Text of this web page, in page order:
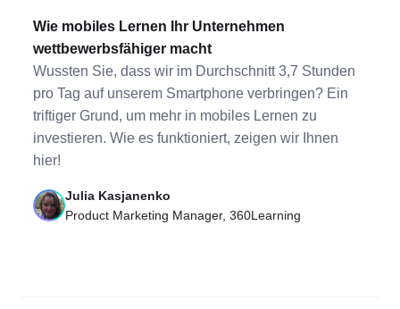
Wie mobiles Lernen Ihr Unternehmen
wettbewerbsfähiger macht
Wussten Sie, dass wir im Durchschnitt 3,7 Stunden
pro Tag auf unserem Smartphone verbringen? Ein
triftiger Grund, um mehr in mobiles Lernen zu
investieren. Wie es funktioniert, zeigen wir Ihnen
hier!
Julia Kasjanenko
Product Marketing Manager, 360Learning